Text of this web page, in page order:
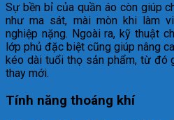
Sự bền bỉ của quần áo còn giúp
như ma sát, mài mòn khi làm
nghiệp nặng. Ngoài ra, kỹ thuật
lớp phủ đặc biệt cũng giúp nâng
kéo dài tuổi thọ sản phẩm, từ đó
thay mới.
Tính năng thoáng khí